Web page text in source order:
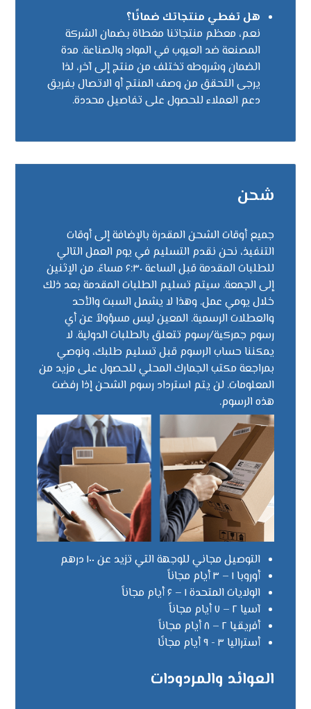
هل تغطي منتجاتك ضمانًا؟
نعم، معظم منتجاتنا مغطاة بضمان الشركة
المصنعة ضد العيوب في المواد والصناعة. مدة
الضمان وشروطه تختلف من منتج إلى آخر، لذا
يرجى التحقق من وصف المنتج أو الاتصال بفريق
دعم العملاء للحصول على تفاصيل محددة.
شحن
جميع أوقات الشحن المقدرة بالإضافة إلى أوقات
التنفيذ، نحن نقدم التسليم في يوم العمل التالي
للطلبات المقدمة قبل الساعة ۶:۳۰ مساءً. من الإثنين
إلى الجمعة. سيتم تسليم الطلبات المقدمة بعد ذلك
خلال يومي عمل. وهذا لا يشمل السبت والأحد
والعطلات الرسمية. المعين ليس مسؤولاً عن أي
رسوم جمركية/رسوم تتعلق بالطلبات الدولية. لا
يمكننا حساب الرسوم قبل تسليم طلبك، ونوصي
بمراجعة مكتب الجمارك المحلي للحصول على مزيد من
المعلومات. لن يتم استرداد رسوم الشحن إذا رفضت
هذه الرسوم.
التوصيل مجاني للوجهة التي تزيد عن ۱۰۰ درهم
أوروبا ۱ – ۳ أيام مجاناً
الولايات المتحدة ۱ – ۶ أيام مجاناً
آسيا ۲ – ۷ أيام مجاناً
أفريقيا ۲ – ۸ أيام مجاناً
أستراليا ۳ - ۹ أيام مجانًا
العوائد والمردودات